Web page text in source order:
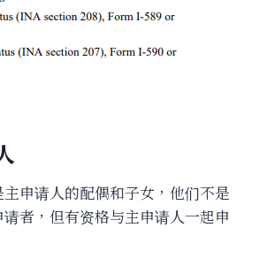
申请人的配偶和子女，他们不是
者，但有资格与主申请人一起申